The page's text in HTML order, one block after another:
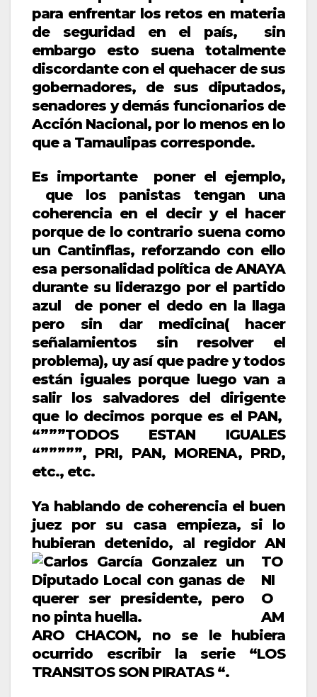
para enfrentar los retos en materia
de seguridad en el país, sin
embargo esto suena totalmente
discordante con el quehacer de sus
gobernadores, de sus diputados,
senadores y demás funcionarios de
Acción Nacional, por lo menos en lo
que a Tamaulipas corresponde.
Es importante poner el ejemplo,
que los panistas tengan una
coherencia en el decir y el hacer
porque de lo contrario suena como
un Cantinflas, reforzando con ello
esa personalidad política de ANAYA
durante su liderazgo por el partido
azul de poner el dedo en la llaga
pero sin dar medicina( hacer
señalamientos sin resolver el
problema), uy así que padre y todos
están iguales porque luego van a
salir los salvadores del dirigente
que lo decimos porque es el PAN,
“”””TODOS ESTAN IGUALES
“”””””, PRI, PAN, MORENA, PRD,
etc., etc.
Ya hablando de coherencia el buen
juez por su casa empieza, si lo
hubieran detenido, al regidor AN
TO
NI
O
AM
ARO CHACON, no se le hubiera
ocurrido escribir la serie “LOS
TRANSITOS SON PIRATAS “.